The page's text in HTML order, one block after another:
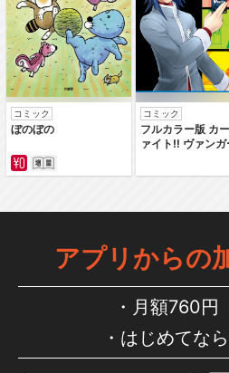
と
とあ
コミック
ぼのぼの
コミック
フルカラー版 カ
ァイト‼ ヴァンガ
アプリからの
月額760円
はじめてな